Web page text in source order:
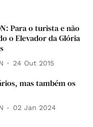
Para o turista e não
o Elevador da Glória
24 Out 2015
mas também os
02 Jan 2024